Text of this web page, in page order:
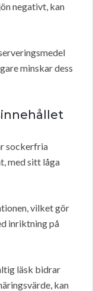
negativt, kan
minskar dess
sockerfria
med sitt låga
vilket gör
inriktning på
läsk bidrar
kan